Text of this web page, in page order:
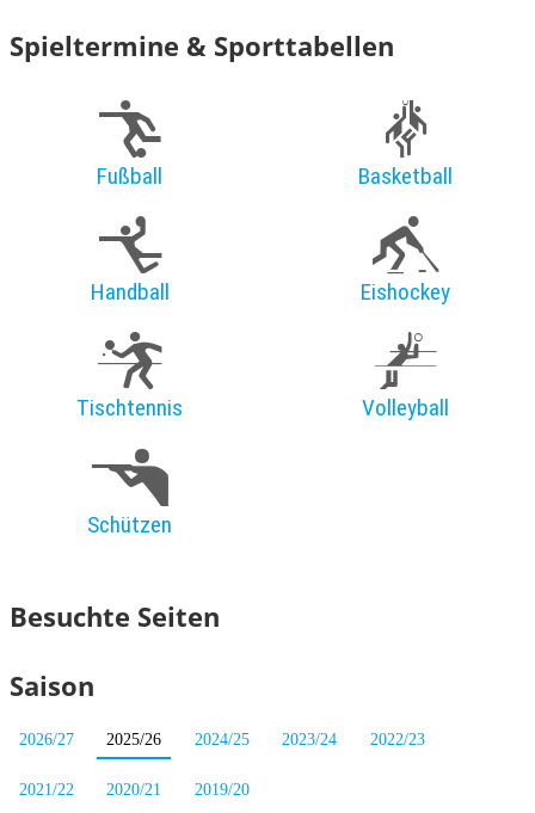
Spieltermine & Sporttabellen
Fußball Basketball
Handball Eishockey
Tischtennis Volleyball
Schützen
Besuchte Seiten
Saison
2026/27 2025/26 2024/25 2023/24 2022/23
2021/22 2020/21 2019/20